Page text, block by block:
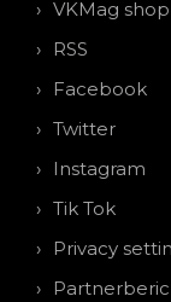
VKMag shop
RSS
Facebook
Twitter
Instagram
Tik Tok
Privacy